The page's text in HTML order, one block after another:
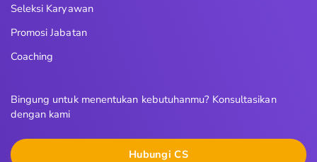
Seleksi Karyawan
Promosi Jabatan
Coaching
Bingung untuk menentukan kebutuhanmu? Konsultasikan
dengan kami
Hubungi CS